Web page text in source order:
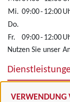
VERWENDUNG
Mi. 09:00-12:00
Do.
Fr.
09:00-12:00
Nutzen Sie unser
Alle